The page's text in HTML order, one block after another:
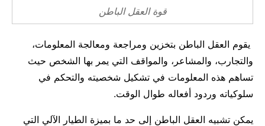
قوة العقل الباطن
يقوم العقل الباطن بتخزين ومراجعة ومعالجة المعلومات،
والتجارب، والمشاعر، والمواقف التي يمر بها الشخص حيث
تساهم هذه المعلومات في تشكيل شخصيته والتحكم في
سلوكياته وردود أفعاله طوال الوقت.
يمكن تشبيه العقل الباطن إلى حد ما بميزة الطيار الآلي التي